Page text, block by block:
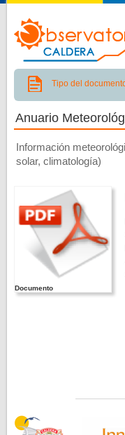
Tipo del
Anuario
Información
solar, climatología)
Documento